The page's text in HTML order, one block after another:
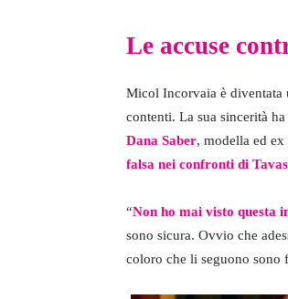
Le accuse
Micol Incorvaia è diventata
contenti. La sua sincerità
Dana Saber, modella ed
falsa nei confronti di
“Non ho mai visto questa
sono sicura. Ovvio che
coloro che li seguono sono